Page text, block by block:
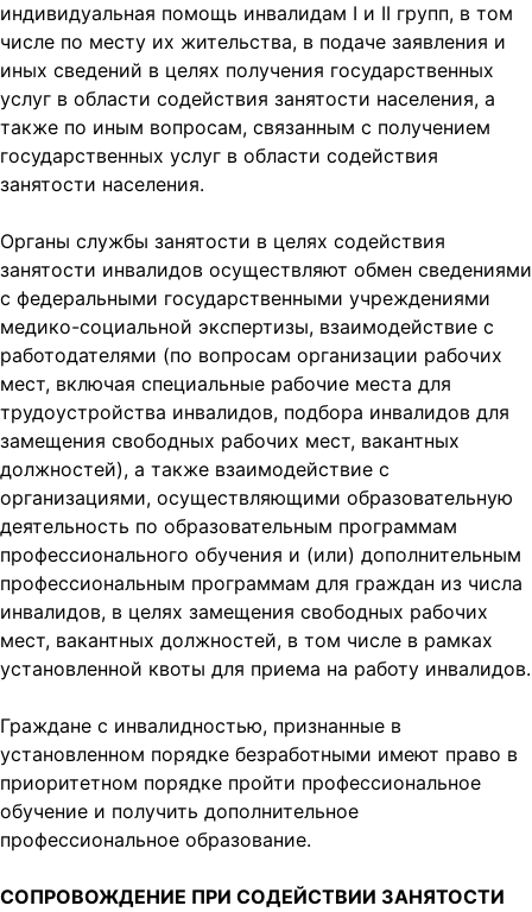
индивидуальная помощь инвалидам I и II групп, в том
числе по месту их жительства, в подаче заявления и
иных сведений в целях получения государственных
услуг в области содействия занятости населения, а
также по иным вопросам, связанным с получением
государственных услуг в области содействия
занятости населения.
Органы службы занятости в целях содействия
занятости инвалидов осуществляют обмен сведениями
с федеральными государственными учреждениями
медико-социальной экспертизы, взаимодействие с
работодателями (по вопросам организации рабочих
мест, включая специальные рабочие места для
трудоустройства инвалидов, подбора инвалидов для
замещения свободных рабочих мест, вакантных
должностей), а также взаимодействие с
организациями, осуществляющими образовательную
деятельность по образовательным программам
профессионального обучения и (или) дополнительным
профессиональным программам для граждан из числа
инвалидов, в целях замещения свободных рабочих
мест, вакантных должностей, в том числе в рамках
установленной квоты для приема на работу инвалидов.
Граждане с инвалидностью, признанные в
установленном порядке безработными имеют право в
приоритетном порядке пройти профессиональное
обучение и получить дополнительное
профессиональное образование.
СОПРОВОЖДЕНИЕ ПРИ СОДЕЙСТВИИ ЗАНЯТОСТИ